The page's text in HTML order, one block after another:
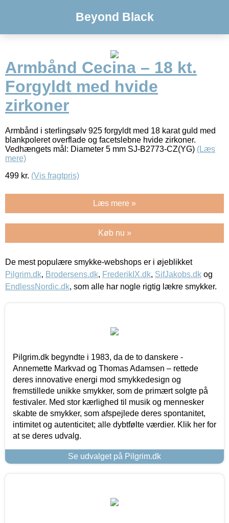
Beyond Black
Armbånd Cecina – 18 kt.
Forgyldt med hvide
zirkoner
Armbånd i sterlingsølv 925 forgyldt med 18 karat guld med
blankpoleret overflade og facetslebne hvide zirkoner.
Vedhængets mål: Diameter 5 mm SJ-B2773-CZ(YG) (Læs
mere)
499 kr. (Vis fragtpris)
Læs mere »
Køb nu »
De mest populære smykke-webshops er i øjeblikket
Pilgrim.dk, Brodersens.dk, FrederikIX.dk, SifJakobs.dk og
EndlessNordic.dk, som alle har nogle rigtig lækre smykker.
Pilgrim.dk begyndte i 1983, da de to danskere -
Annemette Markvad og Thomas Adamsen – rettede
deres innovative energi mod smykkedesign og
fremstillede unikke smykker, som de primært solgte på
festivaler. Med stor kærlighed til musik og mennesker
skabte de smykker, som afspejlede deres spontanitet,
intimitet og autenticitet; alle dybtfølte værdier. Klik her for
at se deres udvalg.
Se udvalget på Pilgrim.dk